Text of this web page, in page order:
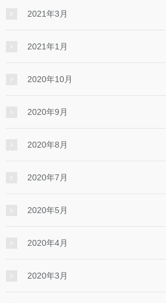
2021年3月
2021年1月
2020年10月
2020年9月
2020年8月
2020年7月
2020年5月
2020年4月
2020年3月